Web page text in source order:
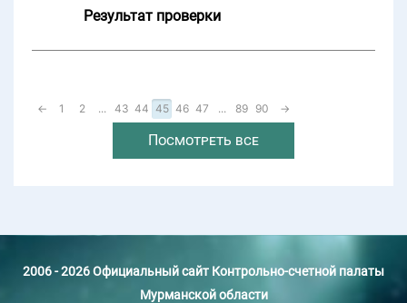
Результат проверки
← 1 2 ... 43 44 45 46 47 ... 89 90 →
Посмотреть все
2006 - 2026 Официальный сайт Контрольно-счетной палаты
Мурманской области